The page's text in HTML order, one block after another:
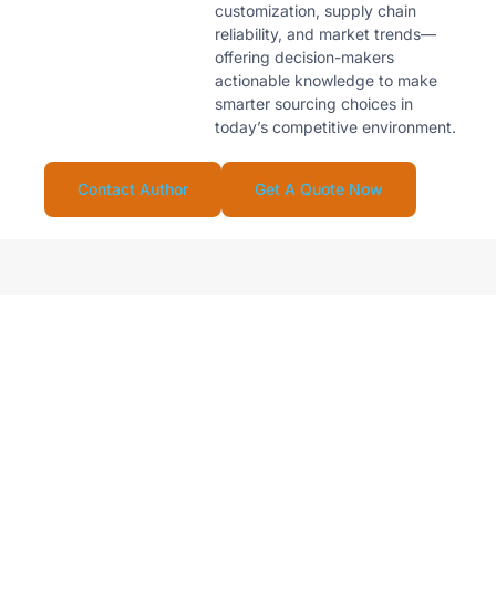
customization, supply chain
reliability, and market trends—
offering decision-makers
actionable knowledge to make
smarter sourcing choices in
today’s competitive environment.
Contact Author Get A Quote Now